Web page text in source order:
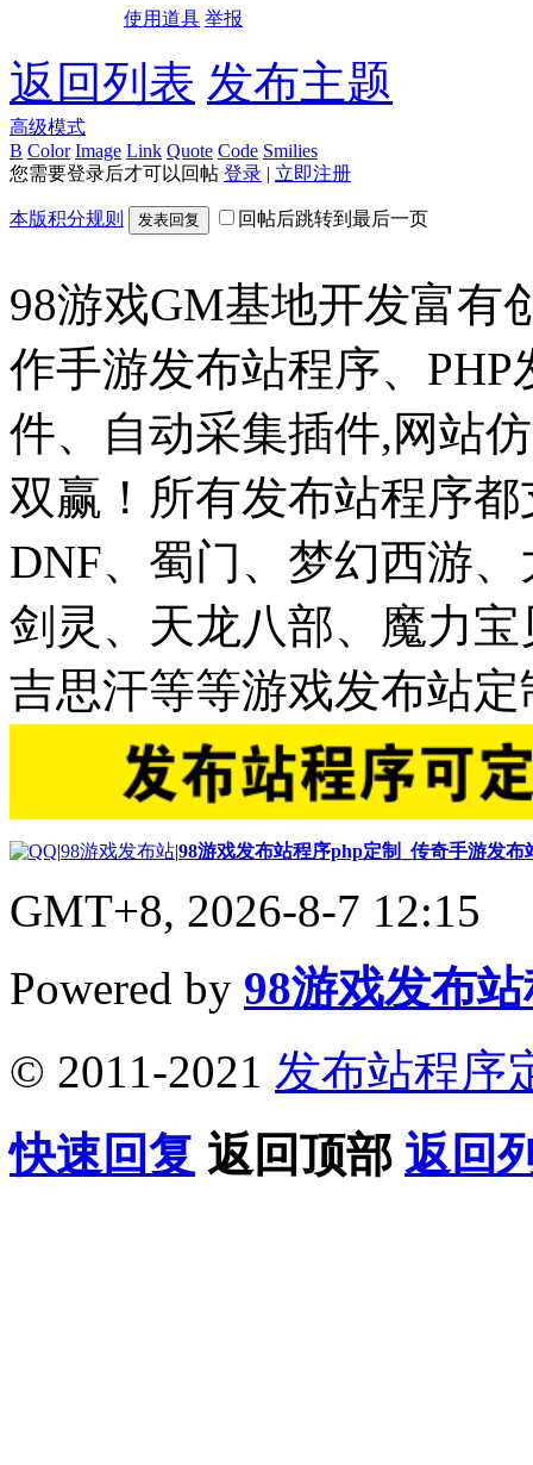
使用道具 举报
返回列表 发布主题
高级模式
B Color Image Link Quote Code Smilies
您需要登录后才可以回帖 登录 | 立即注册
本版积分规则 发表回复 回帖后跳转到最后一页
98游戏GM基地开发富有
作手游发布站程序、
件、自动采集插件,网站
双赢！所有发布站程序
DNF、蜀门、梦幻西游
剑灵、天龙八部、魔力
吉思汗等等游戏发布站定
|98游戏发布站|98游戏发布站程序php定制_传奇手游发
GMT+8, 2026-8-7 12:15
Powered by 98游戏发布
© 2011-2021 发布站程序
快速回复 返回顶部 返回